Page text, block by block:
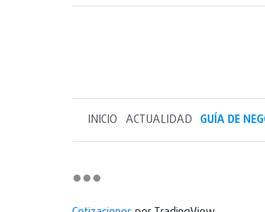
INICIO ACTUALIDAD GUÍA DE